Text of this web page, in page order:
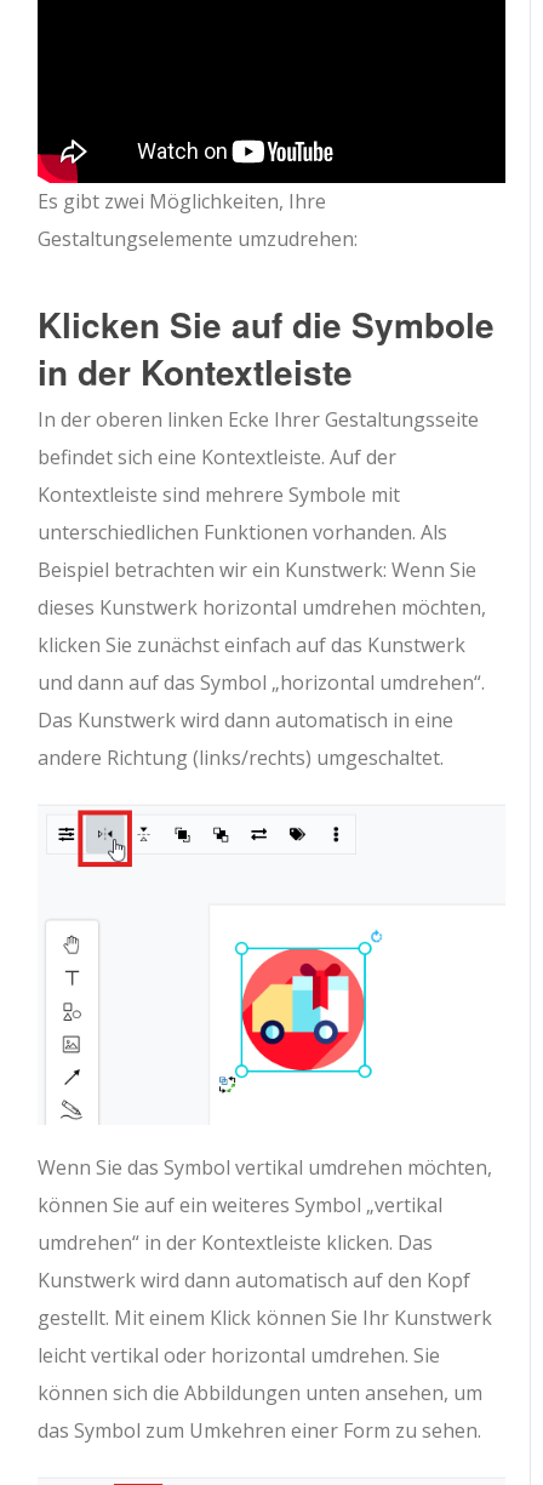
Es gibt zwei Möglichkeiten, Ihre
Gestaltungselemente umzudrehen:
Klicken Sie auf die Symbole
in der Kontextleiste
In der oberen linken Ecke Ihrer Gestaltungsseite
befindet sich eine Kontextleiste. Auf der
Kontextleiste sind mehrere Symbole mit
unterschiedlichen Funktionen vorhanden. Als
Beispiel betrachten wir ein Kunstwerk: Wenn Sie
dieses Kunstwerk horizontal umdrehen möchten,
klicken Sie zunächst einfach auf das Kunstwerk
und dann auf das Symbol „horizontal umdrehen“.
Das Kunstwerk wird dann automatisch in eine
andere Richtung (links/rechts) umgeschaltet.
Wenn Sie das Symbol vertikal umdrehen möchten,
können Sie auf ein weiteres Symbol „vertikal
umdrehen“ in der Kontextleiste klicken. Das
Kunstwerk wird dann automatisch auf den Kopf
gestellt. Mit einem Klick können Sie Ihr Kunstwerk
leicht vertikal oder horizontal umdrehen. Sie
können sich die Abbildungen unten ansehen, um
das Symbol zum Umkehren einer Form zu sehen.